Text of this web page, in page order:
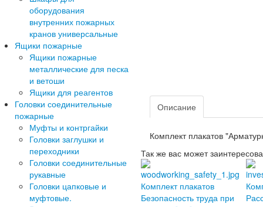
оборудования
внутренних пожарных
кранов универсальные
Ящики пожарные
Ящики пожарные
металлические для песка
и ветоши
Ящики для реагентов
Головки соединительные
пожарные
Муфты и контргайки
Головки заглушки и
переходники
Головки соединительные
рукавные
Головки цапковые и
муфтовые.
Описание
Комплект плакатов
Так же вас может
Комплект плакатов
Безопасность труда при